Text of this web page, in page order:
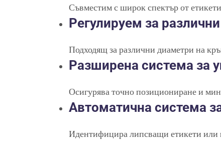
Съвместим с широк спектър от
Регулируем за
Подходящ за различни диаметри на
Разширена система за
Осигурява точно позициониране и
Автоматична система
Идентифицира липсващи етикети или